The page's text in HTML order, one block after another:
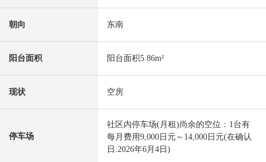
朝向 东南
阳台面积 阳台面积5.86m²
现状 空房
停车场
社区内停车场(月租)尚余的空位：1台有
每月费用9,000日元～14,000日元(在确认
日:2026年6月4日)